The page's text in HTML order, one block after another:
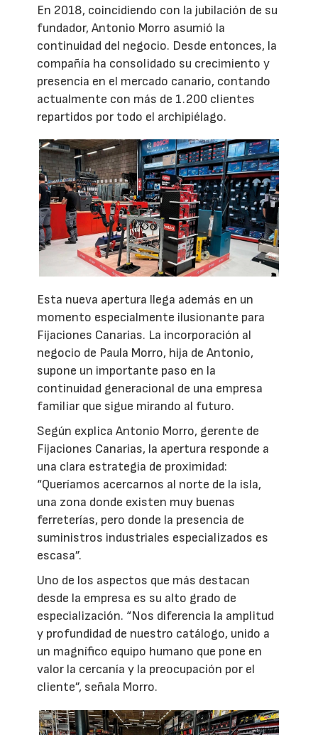
En 2018, coincidiendo con la jubilación de su
fundador, Antonio Morro asumió la
continuidad del negocio. Desde entonces, la
compañía ha consolidado su crecimiento y
presencia en el mercado canario, contando
actualmente con más de 1.200 clientes
repartidos por todo el archipiélago.
Esta nueva apertura llega además en un
momento especialmente ilusionante para
Fijaciones Canarias. La incorporación al
negocio de Paula Morro, hija de Antonio,
supone un importante paso en la
continuidad generacional de una empresa
familiar que sigue mirando al futuro.
Según explica Antonio Morro, gerente de
Fijaciones Canarias, la apertura responde a
una clara estrategia de proximidad:
“Queríamos acercarnos al norte de la isla,
una zona donde existen muy buenas
ferreterías, pero donde la presencia de
suministros industriales especializados es
escasa”.
Uno de los aspectos que más destacan
desde la empresa es su alto grado de
especialización. “Nos diferencia la amplitud
y profundidad de nuestro catálogo, unido a
un magnífico equipo humano que pone en
valor la cercanía y la preocupación por el
cliente”, señala Morro.